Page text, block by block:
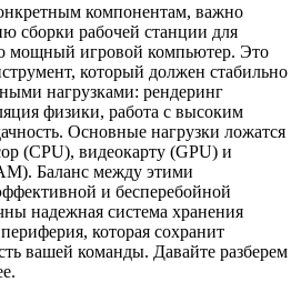
компонентам, важно
сборки рабочей станции для
мощный игровой компьютер. Это
который должен стабильно
нагрузками: рендеринг
физики, работа с высоким
Основные нагрузки ложатся
(CPU), видеокарту (GPU) и
Баланс между этими
и бесперебойной
надежная система хранения
которая сохранит
вашей команды. Давайте разберем